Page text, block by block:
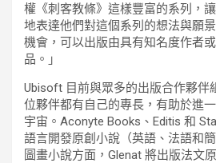
權《刺客教條》這樣豐富的系列，
地表達他們對這個系列的想法與願
機會，可以出版由具有知名度作者
品。」
Ubisoft 目前與眾多的出版合作夥伴
位夥伴都有自己的專長，有助於進
宇宙。Aconyte Books、Editis 和
語言開發原創小說（英語、法語和
圖畫小說方面，Glenat 將出版法文